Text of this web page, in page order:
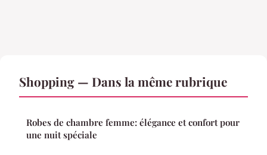
Shopping — Dans la même rubrique
Robes de chambre femme: élégance et confort pour
une nuit spéciale